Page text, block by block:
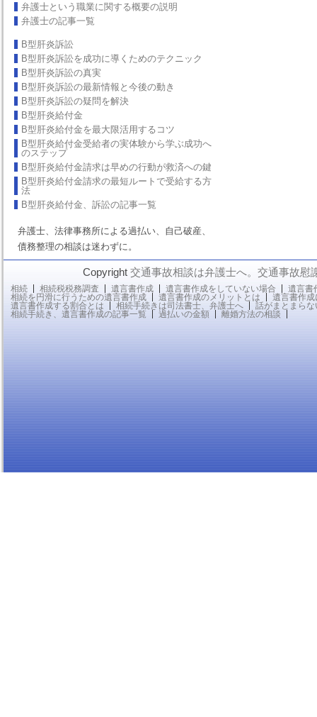
弁護士という職業に関する概要の説明
弁護士の記事一覧
B型肝炎訴訟
B型肝炎訴訟を成功に導くためのテクニック
B型肝炎訴訟の真実
B型肝炎訴訟の最新情報と今後の動き
B型肝炎訴訟の疑問を解決
B型肝炎給付金
B型肝炎給付金を最大限活用するコツ
B型肝炎給付金受給者の実体験から学ぶ成功へ
のステップ
B型肝炎給付金請求は早めの行動が救済への鍵
B型肝炎給付金請求の最短ルートで受給する方
法
B型肝炎給付金、訴訟の記事一覧
弁護士、法律事務所による過払い、自己破産、
債務整理の相談は迷わずに。
Copyright 交通事故相談は弁護士へ。交通事故慰
相続 相続税税務調査 遺言書作成 遺言書作成をしていない場合
遺言書
相続を円滑に行うための遺言書作成
遺言書作成のメリットとは
遺言書作
遺言書作成する割合とは
相続手続きは司法書士、弁護士へ
話がまとまら
相続手続き、遺言書作成の記事一覧
過払いの金額 離婚方法の相談